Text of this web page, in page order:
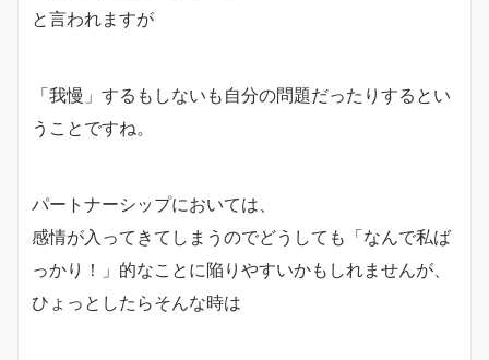
と言われますが
「我慢」するもしないも自分の問題だったりするとい
うことですね。
パートナーシップにおいては、
感情が入ってきてしまうのでどうしても「なんで私ば
っかり！」的なことに陥りやすいかもしれませんが、
ひょっとしたらそんな時は